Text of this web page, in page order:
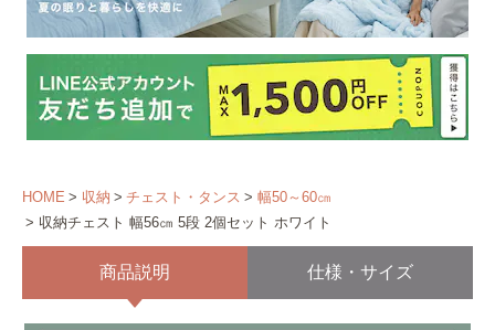
HOME 収納 チェスト・タンス
幅50～60㎝
収納チェスト 幅56㎝ 5段 2個セット ホワイト
商品説明 仕様・サイズ